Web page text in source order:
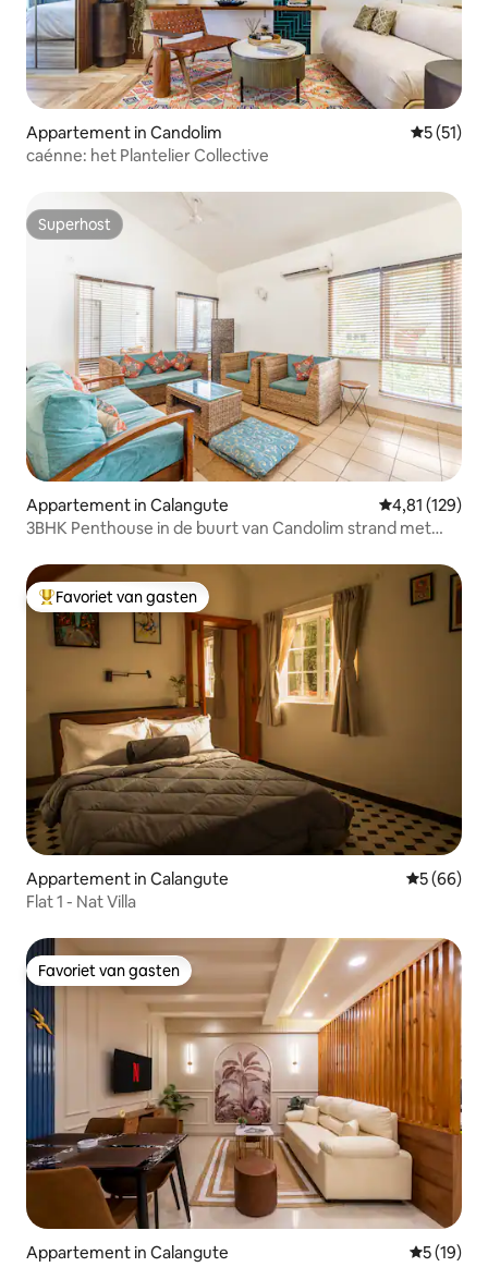
Appartement in Candolim
5 (51)
caénne: het Plantelier Collective
Superhost
Superhost
Appartement in Calangute Gemiddelde
4,81 (129)
3BHK Penthouse in de buurt van Candolim strand met
Topfavoriet van gasten
Favoriet van gasten
Appartement in Calangute
5 (66)
Flat 1 - Nat Villa
Favoriet van gasten
Favoriet van gasten
Appartement in Calangute
5 (19)